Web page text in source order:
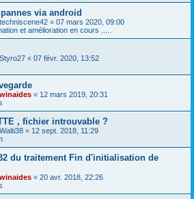
via android
techniscene42 « 07 mars 2020, 09:00
et amélioration en cours .....
Styro27 « 07 févr. 2020, 13:52
winaides « 12 mars 2019, 20:31
, fichier introuvable ?
Walti38 « 12 sept. 2018, 11:29
du traitement Fin d'initialisation de
winaides « 20 avr. 2018, 22:26